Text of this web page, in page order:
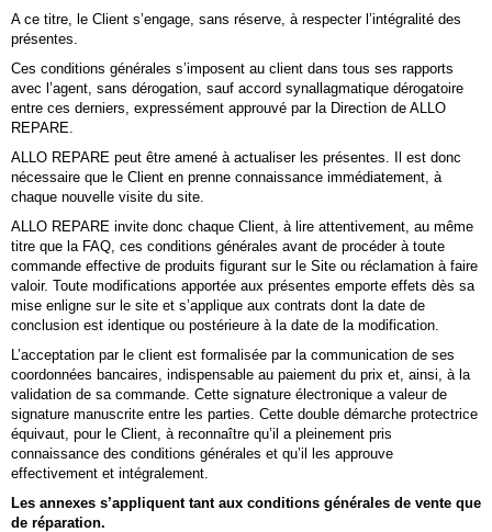
A ce titre, le Client s’engage, sans réserve, à respecter l’intégralité des
présentes.
Ces conditions générales s’imposent au client dans tous ses rapports
avec l’agent, sans dérogation, sauf accord synallagmatique dérogatoire
entre ces derniers, expressément approuvé par la Direction de ALLO
REPARE.
ALLO REPARE peut être amené à actualiser les présentes. Il est donc
nécessaire que le Client en prenne connaissance immédiatement, à
chaque nouvelle visite du site.
ALLO REPARE invite donc chaque Client, à lire attentivement, au même
titre que la FAQ, ces conditions générales avant de procéder à toute
commande effective de produits figurant sur le Site ou réclamation à faire
valoir. Toute modifications apportée aux présentes emporte effets dès sa
mise enligne sur le site et s’applique aux contrats dont la date de
conclusion est identique ou postérieure à la date de la modification.
L’acceptation par le client est formalisée par la communication de ses
coordonnées bancaires, indispensable au paiement du prix et, ainsi, à la
validation de sa commande. Cette signature électronique a valeur de
signature manuscrite entre les parties. Cette double démarche protectrice
équivaut, pour le Client, à reconnaître qu’il a pleinement pris
connaissance des conditions générales et qu’il les approuve
effectivement et intégralement.
Les annexes s’appliquent tant aux conditions générales de vente que
de réparation.